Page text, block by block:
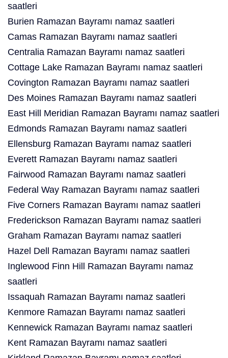
saatleri
Burien Ramazan Bayramı namaz saatleri
Camas Ramazan Bayramı namaz saatleri
Centralia Ramazan Bayramı namaz saatleri
Cottage Lake Ramazan Bayramı namaz saatleri
Covington Ramazan Bayramı namaz saatleri
Des Moines Ramazan Bayramı namaz saatleri
East Hill Meridian Ramazan Bayramı namaz saatleri
Edmonds Ramazan Bayramı namaz saatleri
Ellensburg Ramazan Bayramı namaz saatleri
Everett Ramazan Bayramı namaz saatleri
Fairwood Ramazan Bayramı namaz saatleri
Federal Way Ramazan Bayramı namaz saatleri
Five Corners Ramazan Bayramı namaz saatleri
Frederickson Ramazan Bayramı namaz saatleri
Graham Ramazan Bayramı namaz saatleri
Hazel Dell Ramazan Bayramı namaz saatleri
Inglewood Finn Hill Ramazan Bayramı namaz
saatleri
Issaquah Ramazan Bayramı namaz saatleri
Kenmore Ramazan Bayramı namaz saatleri
Kennewick Ramazan Bayramı namaz saatleri
Kent Ramazan Bayramı namaz saatleri